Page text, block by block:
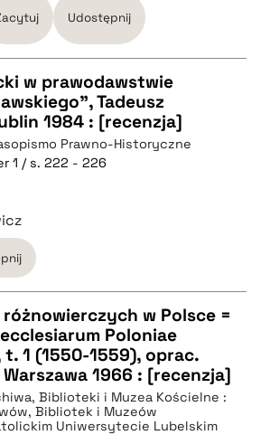
Udostępnij
w prawodawstwie
Tadeusz
1984 : [recenzja]
Prawno-Historyczne
1 / s. 222 - 226
w Polsce =
Poloniae
1 (1550-1559), oprac.
Warszawa 1966 : [recenzja]
Biblioteki i Muzea Kościelne :
Bibliotek i Muzeów
Uniwersytecie Lubelskim